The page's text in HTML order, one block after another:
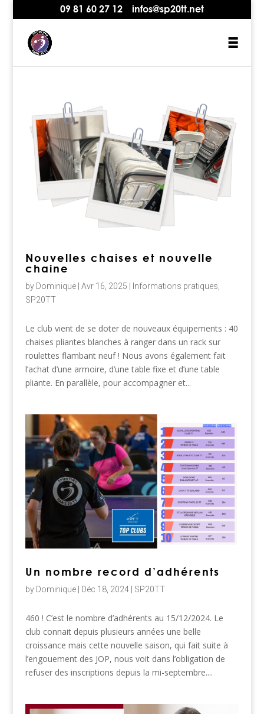
09 81 60 27 12 infos@sp20tt.net
Nouvelles chaises et nouvelle
chaine
by Dominique| Avr 16, 2025 Informations pratiques
SP20TT
Le club vient de se doter de nouveaux équipements : 40
chaises pliantes blanches à ranger dans un rack sur
roulettes flambant neuf ! Nous avons également fait
l’achat d’une armoire, d’une table fixe et d’une table
pliante. En parallèle, pour accompagner et...
Un nombre record d’adhérents
by Dominique| Déc 18, 2024| SP20TT
460 ! C’est le nombre d’adhérents au 15/12/2024. Le
club connait depuis plusieurs années une belle
croissance mais cette nouvelle saison, qui fait suite à
l’engouement des JOP, nous voit dans l’obligation de
refuser des inscriptions depuis la mi-septembre....